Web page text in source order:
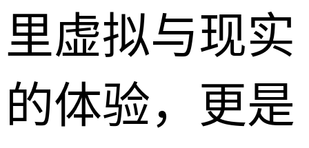
里虚拟与现实
的体验，更是